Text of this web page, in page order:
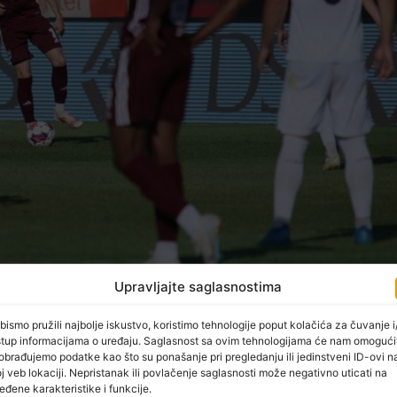
Upravljajte saglasnostima
pružili najbolje iskustvo, koristimo tehnologije poput kolačića za čuvanje
informacijama o uređaju. Saglasnost sa ovim tehnologijama će nam
podatke kao što su ponašanje pri pregledanju ili jedinstveni ID-ovi
veb lokaciji. Nepristanak ili povlačenje saglasnosti može negativno uticati na
karakteristike i funkcije.
Bosne i Hercegovine na stadionu Tušanj u Tuzli sa 2:1
gostujući sastav je stekao kapitalnu prednost koju je